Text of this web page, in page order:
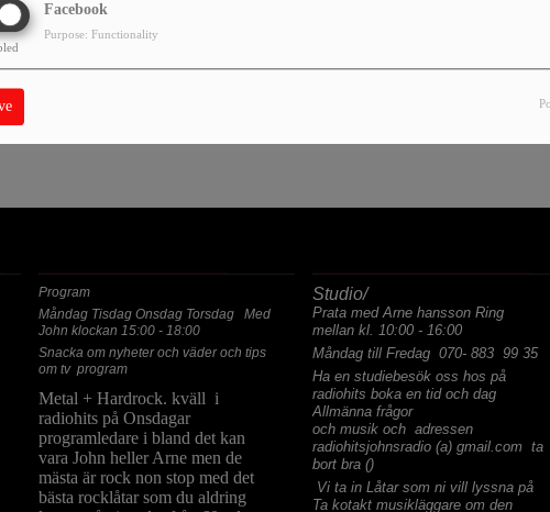
Facebook
Purpose: Functionality
YOU HAVE ENCOUNTERED
THE PAGE YOU ARE LOOKING FOR NO LONGER
Program
Måndag Tisdag Onsdag Torsdag Med
John klockan 15:00 - 18:00
Snacka om nyheter och väder och tips
om tv program
Metal + Hardrock. kväll i
radiohits på Onsdagar
programledare i bland det kan
vara John heller Arne men de
mästa är rock non stop med det
bästa rocklåtar som du aldring
Studio/
Prata med Arne hansson Ring
mellan kl. 10:00 - 16:00
Måndag till Fredag 070- 883 99 35
Ha en studiebesök oss hos på
radiohits boka en tid och dag
Allmänna frågor
och musik och adressen
radiohitsjohnsradio (a) gmail.com ta
bort bra ()
Vi ta in Låtar som ni vill lyssna på
Ta kotakt musikläggare om den